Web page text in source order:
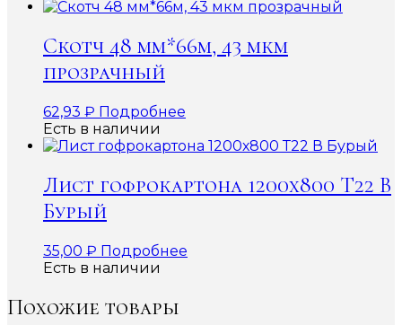
Скотч 48 мм*66м, 43 мкм
прозрачный
62,93 ₽ Подробнее
Есть в наличии
Лист гофрокартона 1200х800 Т22 В
Бурый
35,00 ₽ Подробнее
Есть в наличии
Похожие товары